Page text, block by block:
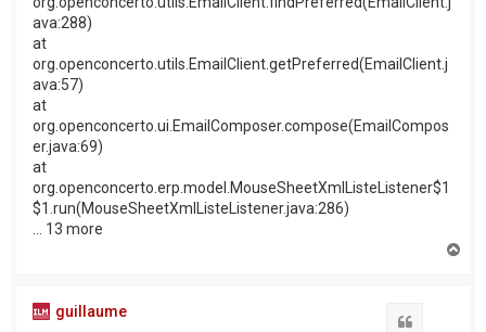
ava:288)
at
org.openconcerto.utils.EmailClient.getPreferred(EmailClient.j
ava:57)
at
org.openconcerto.ui.EmailComposer.compose(EmailCompos
er.java:69)
at
org.openconcerto.erp.model.MouseSheetXmlListeListener$1
$1.run(MouseSheetXmlListeListener.java:286)
... 13 more
guillaume